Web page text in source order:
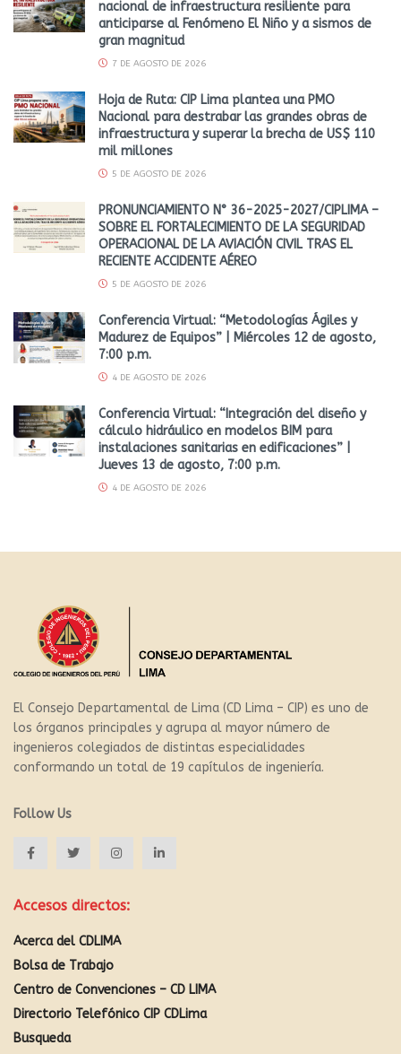
nacional de infraestructura resiliente para
anticiparse al Fenómeno El Niño y a sismos de
gran magnitud
7 DE AGOSTO DE 2026
Hoja de Ruta: CIP Lima plantea una PMO
Nacional para destrabar las grandes obras de
infraestructura y superar la brecha de US$ 110
mil millones
5 DE AGOSTO DE 2026
PRONUNCIAMIENTO N° 36-2025-2027/CIPLIMA –
SOBRE EL FORTALECIMIENTO DE LA SEGURIDAD
OPERACIONAL DE LA AVIACIÓN CIVIL TRAS EL
RECIENTE ACCIDENTE AÉREO
5 DE AGOSTO DE 2026
Conferencia Virtual: “Metodologías Ágiles y
Madurez de Equipos” | Miércoles 12 de agosto,
7:00 p.m.
4 DE AGOSTO DE 2026
Conferencia Virtual: “Integración del diseño y
cálculo hidráulico en modelos BIM para
instalaciones sanitarias en edificaciones” |
Jueves 13 de agosto, 7:00 p.m.
4 DE AGOSTO DE 2026
El Consejo Departamental de Lima (CD Lima – CIP) es uno de
los órganos principales y agrupa al mayor número de
ingenieros colegiados de distintas especialidades
conformando un total de 19 capítulos de ingeniería.
Follow Us
Accesos directos:
Acerca del CDLIMA
Bolsa de Trabajo
Centro de Convenciones – CD LIMA
Directorio Telefónico CIP CDLima
Busqueda